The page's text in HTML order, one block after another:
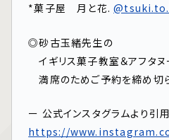
*菓子屋 月と花.
◎砂古玉緒先生の
イギリス菓子教室＆アフタヌ
満席のためご予約を締め切
ー 公式インスタグラムより引用
https://